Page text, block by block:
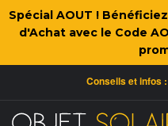
Spécial AOUT !
d'Achat avec le Code
Conseils et infos :